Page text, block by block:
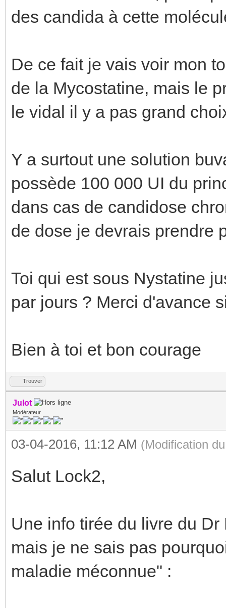
des candida à cette
De ce fait je vais voir mon
de la Mycostatine, mais le
le vidal il y a pas grand
Y a surtout une solution
possède 100 000 UI du
dans cas de candidose
de dose je devrais prendre
Toi qui est sous Nystatine
par jours ? Merci d'avance
Bien à toi et bon courage
Trouver
Julot
Modérateur
03-04-2016, 11:12 AM (Modification
Salut Lock2,
Une info tirée du livre du
mais je ne sais pas
maladie méconnue" :